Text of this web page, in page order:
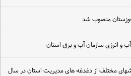
منصوب شد
و انرژی سازمان آب و برق استان
مختلف از دغدغه های مدیریت استان در سال